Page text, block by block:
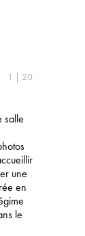
1 | 20
salle
une
en
le